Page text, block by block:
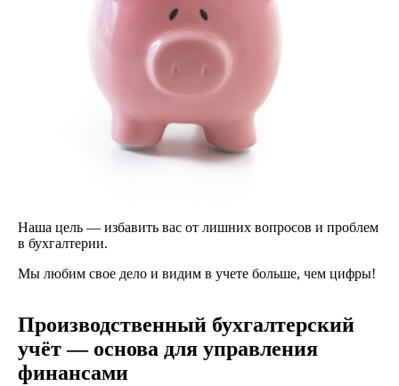
Наша цель — избавить вас от лишних вопросов и проблем
в бухгалтерии.
Мы любим свое дело и видим в учете больше, чем цифры!
Производственный бухгалтерский
учёт — основа для управления
финансами